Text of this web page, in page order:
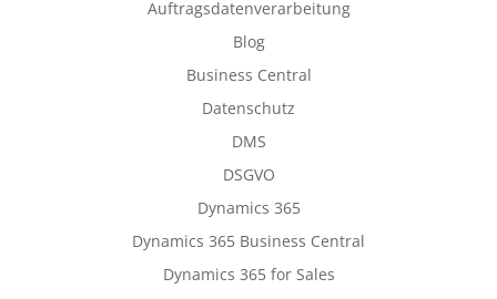
Auftragsdatenverarbeitung
Blog
Business Central
Datenschutz
DMS
DSGVO
Dynamics 365
Dynamics 365 Business Central
Dynamics 365 for Sales